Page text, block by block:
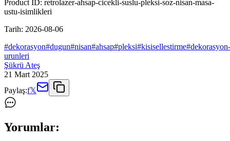
Product ID: retrolazer-ahsap-cicekli-suslu-pleksi-soz-nisan-masa-
ustu-isimlikleri
Tarih: 2026-08-06
#dekorasyon#dugun#nisan#ahsap#pleksi#kisisellestirme#dekorasyon-
urunleri
Şükrü Ateş
21 Mart 2025
Paylaş:f𝕏
Yorumlar: